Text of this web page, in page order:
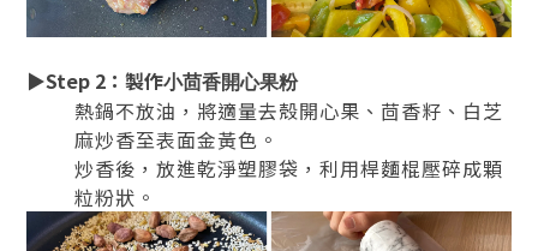
▶Step 2 ：製作小茴香開心果粉
熱鍋不放油，將適量去殼開心果、茴香籽、白芝
麻炒香至表面金黃色。
炒香後，放進乾淨塑膠袋，利用桿麵棍壓碎成顆
粒粉狀。